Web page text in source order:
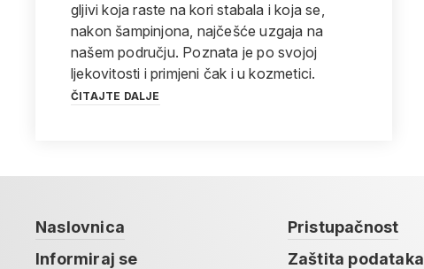
gljivi koja raste na kori stabala i koja se,
nakon šampinjona, najčešće uzgaja na
našem području. Poznata je po svojoj
ljekovitosti i primjeni čak i u kozmetici.
ČITAJTE DALJE
Naslovnica
Informiraj se
Pristupačnost
Zaštita podataka